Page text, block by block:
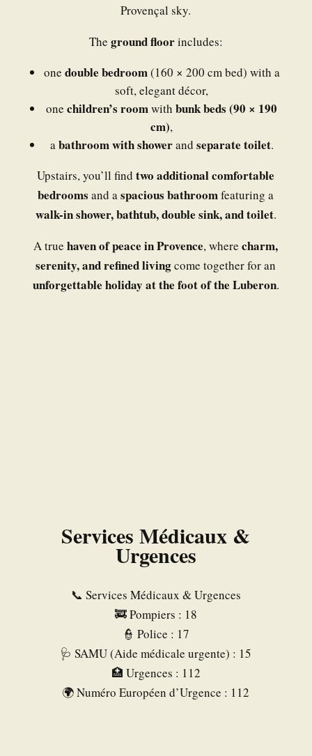
Provençal sky.
The ground floorincludes:
one double bedroom(160 × 200 cm bed) with a
soft, elegant décor,
onechildren’s roomwithbunk beds (90 × 190
cm),
a bathroom with showerand separate toilet.
Upstairs, you’ll findtwo additional comfortable
bedrooms and aspacious bathroomfeaturing a
walk-in shower, bathtub, double sink, and toilet.
A truehaven of peace in Provence, wherecharm,
serenity, and refined livingcome together for an
unforgettable holiday at the foot of the Luberon.
Services Médicaux &
Urgences
📞 Services Médicaux & Urgences
🚒 Pompiers : 18
👮 Police : 17
🩺 SAMU (Aide médicale urgente) : 15
🏥 Urgences : 112
🌍 Numéro Européen d’Urgence : 112